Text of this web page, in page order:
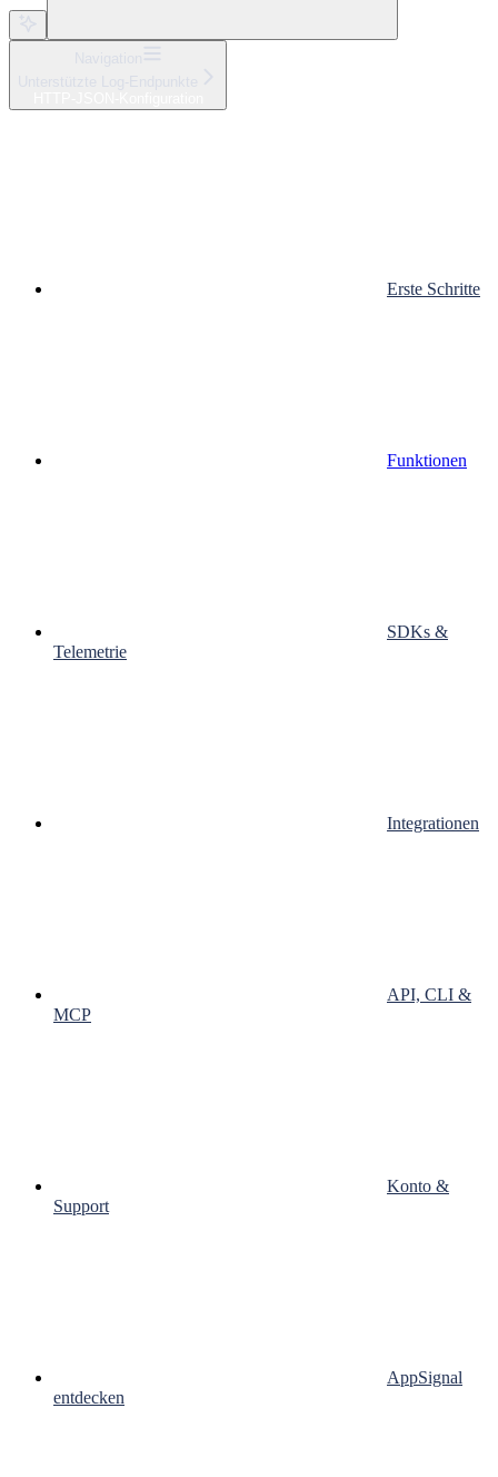
Erste Schritte
Funktionen
SDKs &
Telemetrie
Integrationen
API, CLI &
MCP
Konto &
Support
AppSignal
entdecken